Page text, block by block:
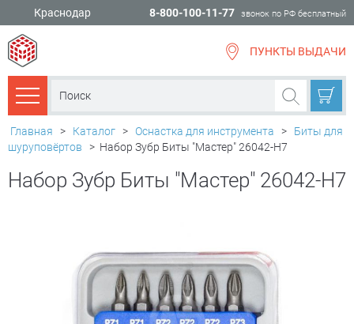
Краснодар 8-800-100-11-77 звонок по РФ бесплатный
ПУНКТЫ ВЫДАЧИ
Каталог товаров
Главная > Каталог > Оснастка для инструмента >
Биты для
шуруповёртов
> Набор Зубр Биты "Мастер" 26042-H7
Набор Зубр Биты "Мастер" 26042-H7